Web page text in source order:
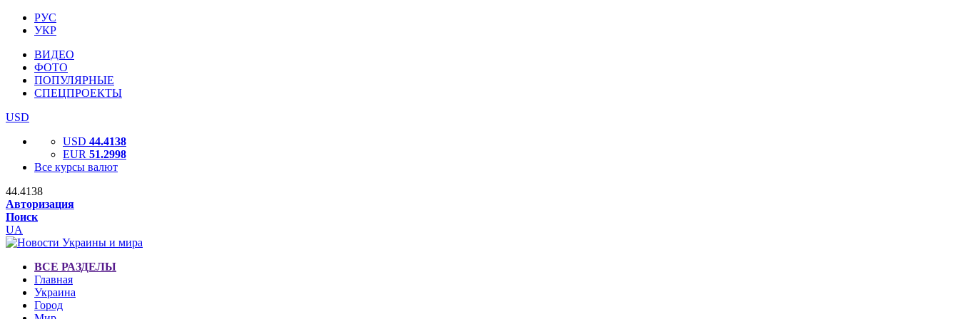
РУС
УКР
ВИДЕО
ФОТО
ПОПУЛЯРНЫЕ
СПЕЦПРОЕКТЫ
USD
USD 44.4138
EUR 51.2998
Все курсы валют
44.4138
Авторизация
Поиск
UA
ВСЕ РАЗДЕЛЫ
Главная
Украина
Город